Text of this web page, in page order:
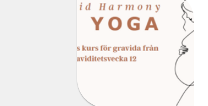
Ystad
Örebro
Östersund